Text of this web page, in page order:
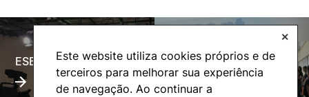
Este website utiliza cookies próprios e de
terceiros para melhorar sua experiência
de navegação. Ao continuar a
✕
ESECTV Alumni